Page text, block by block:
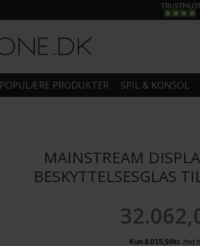
POPULÆRE PRODUKTER SPIL & KONSOL
MAINSTREAM
BESKYTTELSESGLAS